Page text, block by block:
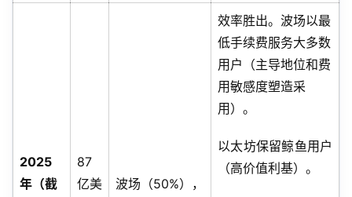
2025
年（截
87
亿美
波场（50%），
效率胜出。波场以最
低手续费服务大多数
用户（主导地位和费
用敏感度塑造采
用）。
以太坊保留鲸鱼用户
（高价值利基）。